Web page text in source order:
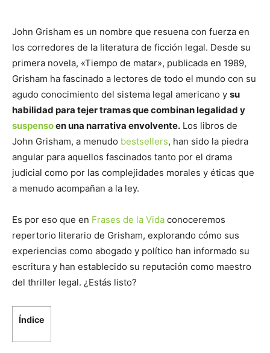
John Grisham es un nombre que resuena con fuerza en
los corredores de la literatura de ficción legal. Desde su
primera novela, «Tiempo de matar», publicada en 1989,
Grisham ha fascinado a lectores de todo el mundo con su
agudo conocimiento del sistema legal americano y su
habilidad para tejer tramas que combinan legalidad y
suspensoen una narrativa envolvente. Los libros de
John Grisham, a menudo bestsellers, han sido la piedra
angular para aquellos fascinados tanto por el drama
judicial como por las complejidades morales y éticas que
a menudo acompañan a la ley.
Es por eso que en Frases de la Vida conoceremos
repertorio literario de Grisham, explorando cómo sus
experiencias como abogado y político han informado su
escritura y han establecido su reputación como maestro
del thriller legal. ¿Estás listo?
Índice